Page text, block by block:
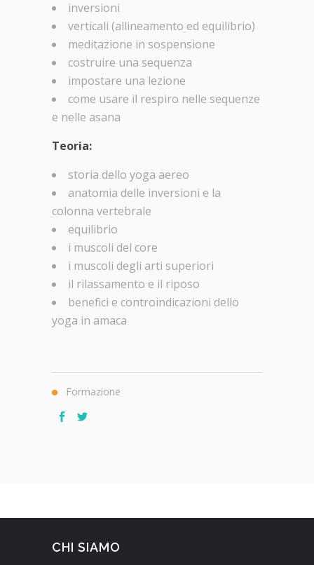
inversioni
verticali (allineamento ed equilibrio)
meditazione in sospensione
costruire una sequenza
impostare una lezione
come usare il respiro nelle sequenze
e nelle asana
Teoria:
storia dello yoga aereo
anatomia delle inversioni e la
colonna vertebrale
equilibrio
i muscoli del core
i muscoli degli arti superiori
il rilassamento e il riposo
benefici e controindicazioni dello
yoga in amaca
Formazione
CHI SIAMO